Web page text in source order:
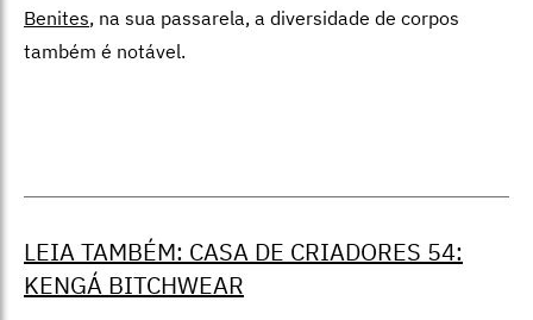
Benites, na sua passarela, a diversidade de corpos
também é notável.
LEIA TAMBÉM: CASA DE CRIADORES 54:
KENGÁ BITCHWEAR